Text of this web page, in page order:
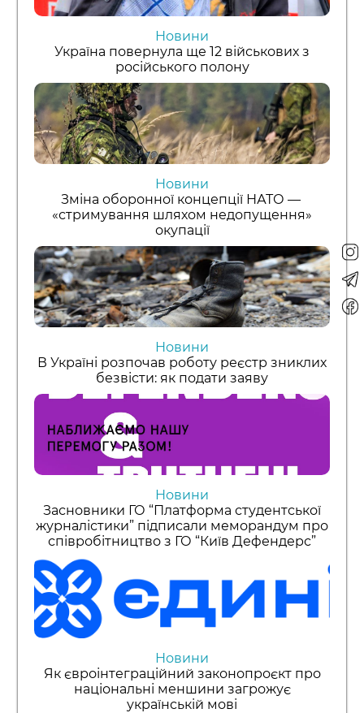
Новини
Україна повернула ще 12 військових з
російського полону
Новини
Зміна оборонної концепції НАТО —
«стримування шляхом недопущення»
окупації
Новини
В Україні розпочав роботу реєстр зниклих
безвісти: як подати заяву
Новини
Засновники ГО “Платформа студентської
журналістики” підписали меморандум про
співробітництво з ГО “Київ Дефендерс”
Новини
Як євроінтеграційний законопроєкт про
національні меншини загрожує
українській мові